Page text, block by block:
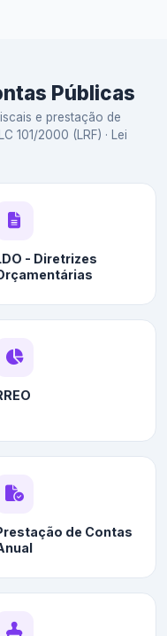
Públicas
e prestação de
101/2000 (LRF) · Lei
- Diretrizes
de Contas